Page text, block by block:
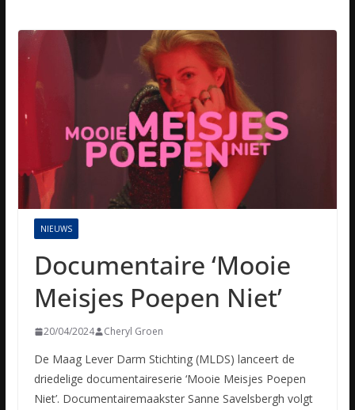
NIEUWS
Documentaire ‘Mooie
Meisjes Poepen Niet’
20/04/2024 Cheryl Groen
De Maag Lever Darm Stichting (MLDS) lanceert de
driedelige documentaireserie ‘Mooie Meisjes Poepen
Niet’. Documentairemaakster Sanne Savelsbergh volgt